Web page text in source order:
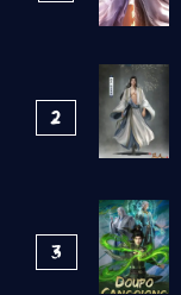
2
3